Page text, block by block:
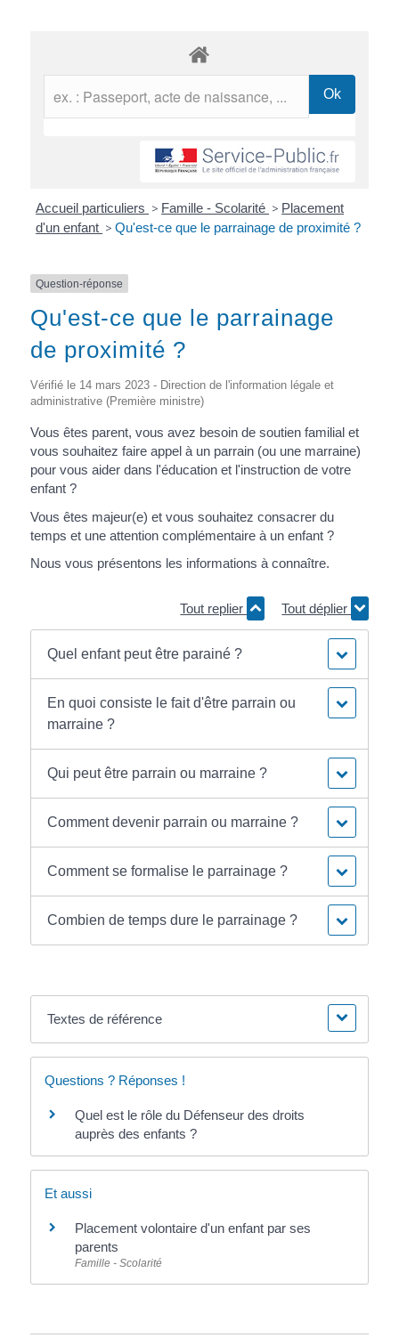
Accueil particuliers > Famille - Scolarité > Placement
d'un enfant > Qu'est-ce que le parrainage de proximité ?
Question-réponse
Qu'est-ce que le parrainage
de proximité ?
Vérifié le 14 mars 2023 - Direction de l'information légale et
administrative (Première ministre)
Vous êtes parent, vous avez besoin de soutien familial et
vous souhaitez faire appel à un parrain (ou une marraine)
pour vous aider dans l'éducation et l'instruction de votre
enfant ?
Vous êtes majeur(e) et vous souhaitez consacrer du
temps et une attention complémentaire à un enfant ?
Nous vous présentons les informations à connaître.
Tout replier Tout déplier
Quel enfant peut être parainé ?
En quoi consiste le fait d'être parrain ou
marraine ?
Qui peut être parrain ou marraine ?
Comment devenir parrain ou marraine ?
Comment se formalise le parrainage ?
Combien de temps dure le parrainage ?
Textes de référence
Questions ? Réponses !
Quel est le rôle du Défenseur des droits
auprès des enfants ?
Et aussi
Placement volontaire d'un enfant par ses
parents
Famille - Scolarité